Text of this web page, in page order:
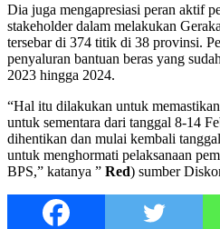
Dia juga mengapresiasi peran aktif
stakeholder dalam melakukan
tersebar di 374 titik di 38 provinsi.
penyaluran bantuan beras yang
2023 hingga 2024.
“Hal itu dilakukan untuk
untuk sementara dari tanggal 8-14
dihentikan dan mulai kembali
untuk menghormati pelaksanaan
BPS,” katanya ” Red) sumber